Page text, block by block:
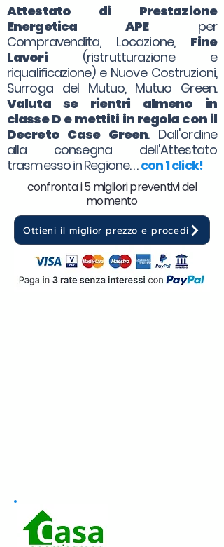
Attestato di Prestazione
Energetica APEper
Compravendita, Locazione, Fine
Lavori(ristrutturazione e
riqualificazione) e Nuove Costruzioni,
Surroga del Mutuo, Mutuo Green.
Valuta se rientri almeno in
classe D e mettiti in regola con il
Decreto Case Green. Dall'ordine
alla consegna dell'Attestato
trasmesso in Regione. . .con 1 click!
confronta i 5 migliori preventivi del
momento
Ottieni il miglior prezzo e procedi